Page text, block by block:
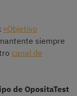
«Objetivo
siempre
canal de
de OpositaTest